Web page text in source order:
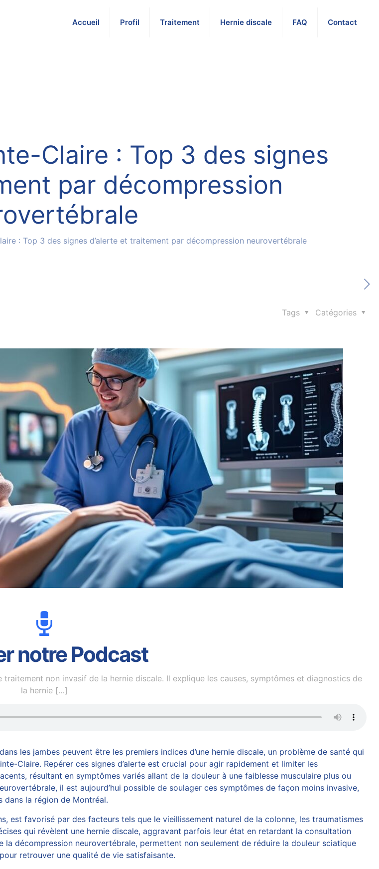
Accueil Profil Traitement Hernie discale FAQ Contact
Claire : Top 3 des signes
par décompression
: Top 3 des signes d’alerte et traitement par décompression neurovertébrale
Catégories
Tags
notre Podcast
non invasif de la hernie discale. Il explique les causes, symptômes et diagnostics de
la hernie[…]
les jambes peuvent être les premiers indices d’une hernie discale, un problème de santé qui
Claire. Repérer ces signes d’alerte est crucial pour agir rapidement et limiter les
résultant en symptômes variés allant de la douleur à une faiblesse musculaire plus ou
, il est aujourd’hui possible de soulager ces symptômes de façon moins invasive,
la région de Montréal.
est favorisé par des facteurs tels que le vieillissement naturel de la colonne, les traumatismes
qui révèlent une hernie discale, aggravant parfois leur état en retardant la consultation
décompression neurovertébrale, permettent non seulement de réduire la douleur sciatique
retrouver une qualité de vie satisfaisante.